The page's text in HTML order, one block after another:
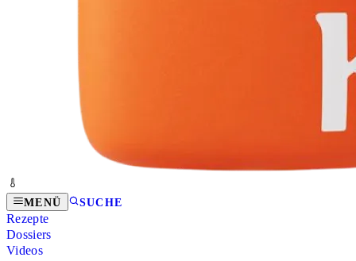
MENÜ SUCHE
Rezepte
Dossiers
Videos